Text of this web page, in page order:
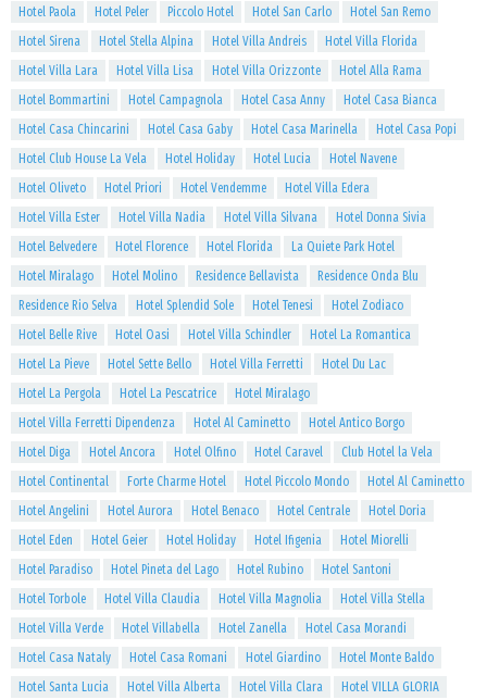
Hotel Paola
Hotel Peler Piccolo Hotel Hotel San Carlo
Hotel San Remo
Hotel Sirena
Hotel Stella Alpina Hotel Villa Andreis
Hotel Villa Florida
Hotel Villa Lara
Hotel Villa Lisa Hotel Villa Orizzonte
Hotel Alla Rama
Hotel Bommartini
Hotel Campagnola Hotel Casa Anny
Hotel Casa Bianca
Hotel Casa Chincarini
Hotel Casa Gaby Hotel Casa Marinella
Hotel Casa Popi
Hotel Club House La Vela
Hotel Holiday Hotel Lucia
Hotel Navene
Hotel Oliveto
Hotel Priori Hotel Vendemme
Hotel Villa Edera
Hotel Villa Ester
Hotel Villa Nadia Hotel Villa Silvana
Hotel Donna Sivia
Hotel Belvedere
Hotel Florence Hotel Florida
La Quiete Park Hotel
Hotel Miralago
Hotel Molino Residence Bellavista
Residence Onda Blu
Residence Rio Selva
Hotel Splendid Sole Hotel Tenesi
Hotel Zodiaco
Hotel Belle Rive
Hotel Oasi Hotel Villa Schindler
Hotel La Romantica
Hotel La Pieve
Hotel Sette Bello Hotel Villa Ferretti
Hotel Du Lac
Hotel La Pergola
Hotel La Pescatrice
Hotel Miralago
Hotel Villa Ferretti Dipendenza
Hotel Al Caminetto
Hotel Antico Borgo
Hotel Diga
Hotel Ancora Hotel Olfino Hotel Caravel
Club Hotel la Vela
Hotel Continental
Forte Charme Hotel Hotel Piccolo Mondo
Hotel Al Caminetto
Hotel Angelini
Hotel Aurora Hotel Benaco Hotel Centrale
Hotel Doria
Hotel Eden
Hotel Geier Hotel Holiday Hotel Ifigenia
Hotel Miorelli
Hotel Paradiso
Hotel Pineta del Lago Hotel Rubino
Hotel Santoni
Hotel Torbole
Hotel Villa Claudia Hotel Villa Magnolia
Hotel Villa Stella
Hotel Villa Verde
Hotel Villabella Hotel Zanella
Hotel Casa Morandi
Hotel Casa Nataly
Hotel Casa Romani Hotel Giardino
Hotel Monte Baldo
Hotel Santa Lucia
Hotel Villa Alberta Hotel Villa Clara Hotel VILLA GLORIA